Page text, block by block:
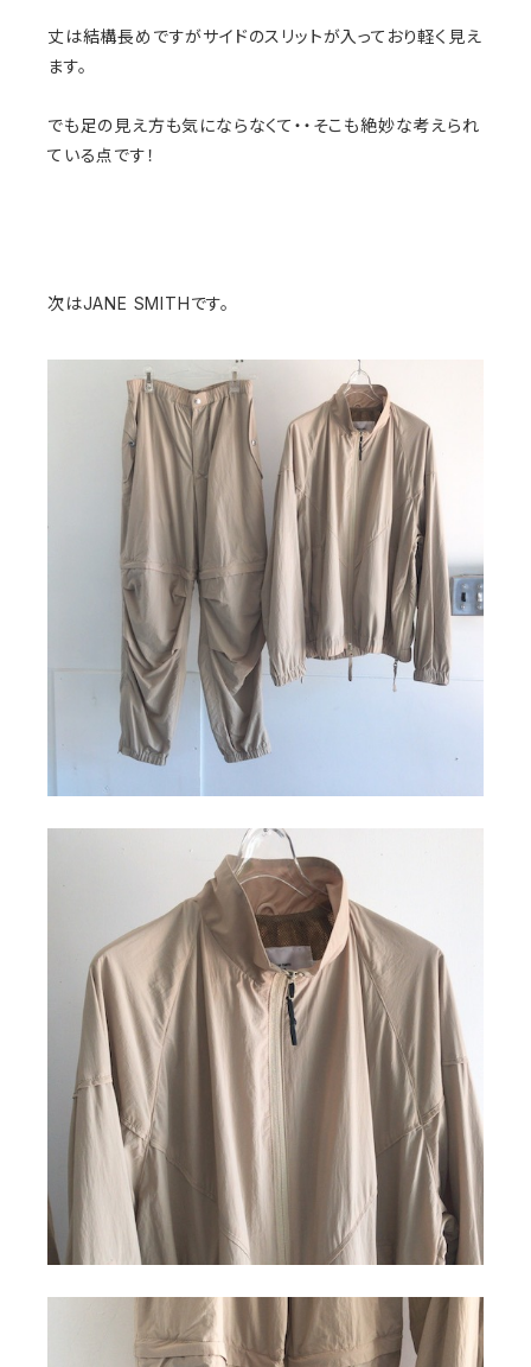
丈は結構長めですがサイドのスリットが入っており軽く見え
ます。
でも足の見え方も気にならなくて・・そこも絶妙な考えられ
ている点です！
次はJANE SMITHです。